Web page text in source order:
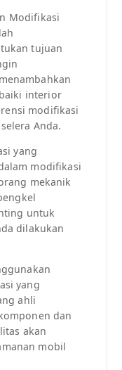
Modifikasi
tujuan
interior
modifikasi
Anda.
yang
modifikasi
mekanik
untuk
dilakukan
yang
ahli
dan
akan
mobil